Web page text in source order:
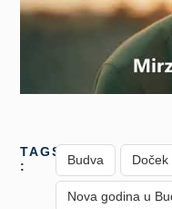
TAGS
:
Budva
Nova godina u